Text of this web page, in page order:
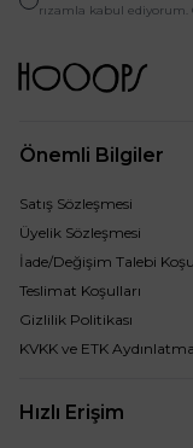
rızamla kabul
Önemli Bilgiler
Satış Sözleşmesi
Üyelik Sözleşmesi
İade/Değişim Talebi
Teslimat Koşulları
Gizlilik Politikası
KVKK ve ETK
Hızlı Erişim